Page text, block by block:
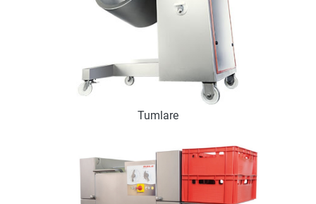
Tumlare